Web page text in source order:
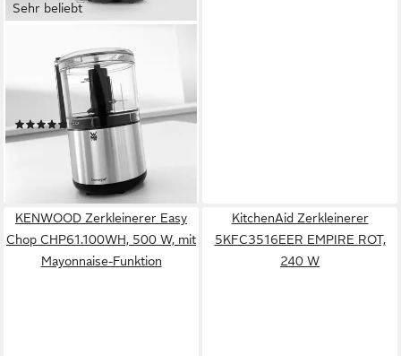
Sehr beliebt
Zerkleinerer KÜCHENminis®
65 W
Leistung
elektrisch Betriebsart
(719)
37,41 € UVP 54,99 €
lieferbar - in 1-2 Werktagen bei dir
KENWOOD Zerkleinerer Easy
Chop CHP61.100WH, 500 W, mit
Mayonnaise-Funktion
KitchenAid Zerkleinerer
5KFC3516EER EMPIRE ROT,
240 W